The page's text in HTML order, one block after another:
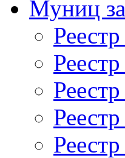
Муниц
Реестр